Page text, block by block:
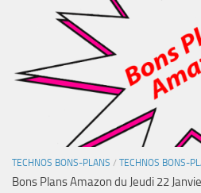
TECHNOS BONS-PLANS / TECHNOS BONS-
Bons Plans Amazon du Jeudi 22